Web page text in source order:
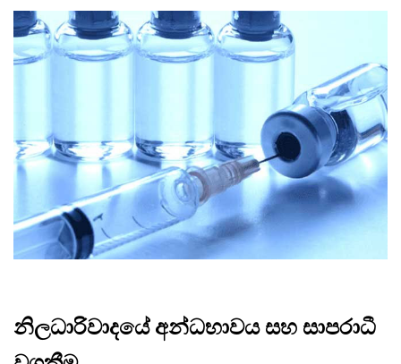
නිලධාරිවාදයේ අන්ධභාවය සහ සාපරාධී